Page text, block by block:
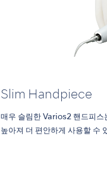
Slim Handpiece
매우 슬림한 Varios2 핸드피스
높아져 더 편안하게 사용할 수